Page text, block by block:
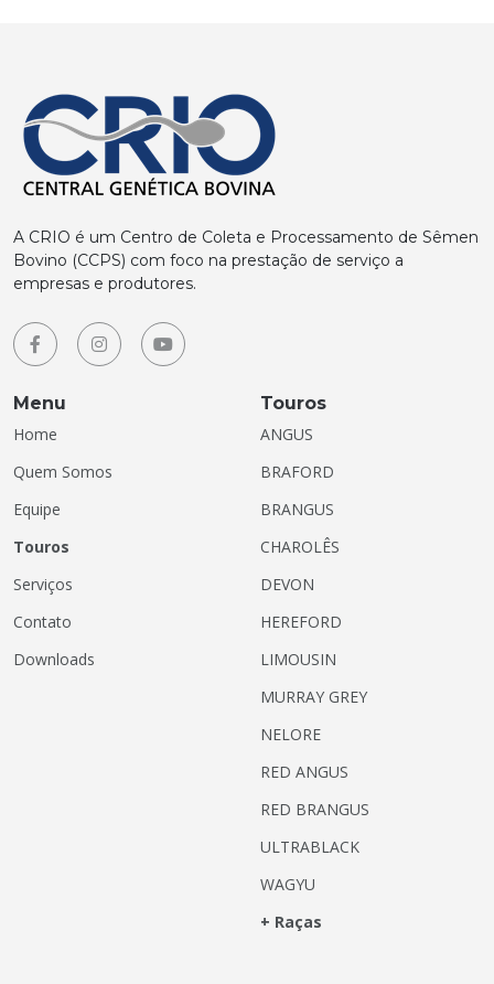
A CRIO é um Centro de Coleta e Processamento de Sêmen
Bovino (CCPS) com foco na prestação de serviço a
empresas e produtores.
Menu
Home
Quem Somos
Equipe
Touros
Serviços
Contato
Downloads
Touros
ANGUS
BRAFORD
BRANGUS
CHAROLÊS
DEVON
HEREFORD
LIMOUSIN
MURRAY GREY
NELORE
RED ANGUS
RED BRANGUS
ULTRABLACK
WAGYU
+ Raças